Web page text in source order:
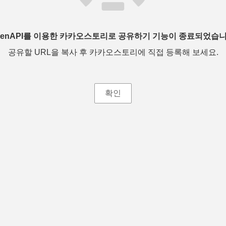
를 이용한 카카오스토리로 공유하기 기능이 종료되었습
공유할 URL을 복사 후 카카오스토리에 직접 등록해 보세요.
확인